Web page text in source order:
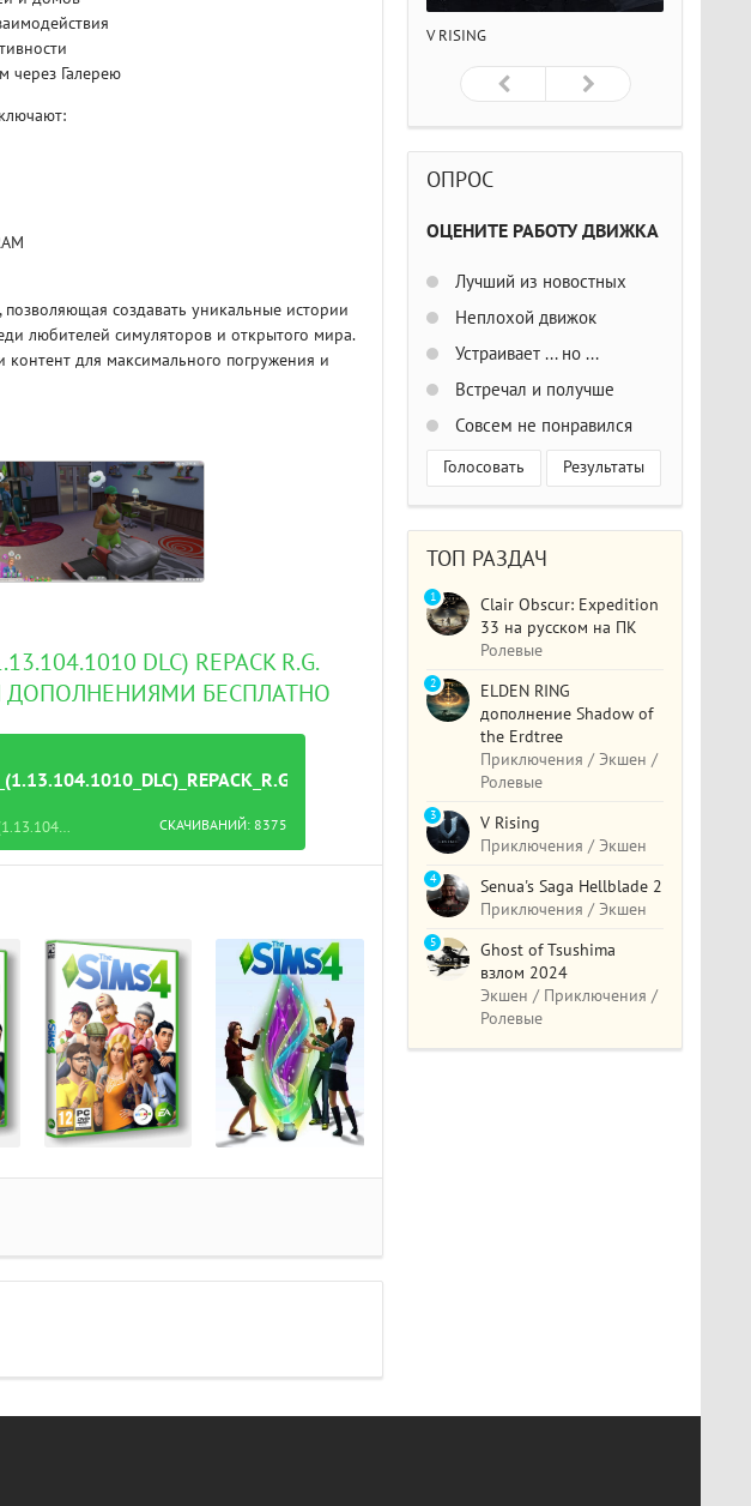
через Галерею
создавать уникальные истории
любителей симуляторов и открытого мира.
контент для максимального погружения и
DLC) REPACK R.G.
ДОПОЛНЕНИЯМИ БЕСПЛАТНО
СКАЧИВАНИЙ: 8375
Название файла: The_Sims_4_[Ru_En]_(1.13.104.1010_dlc)_Repack_R.G._Механики_[Deluxe_Edition].torrent
V RISING
ОПРОС
ОЦЕНИТЕ РАБОТУ ДВИЖКА
Лучший из новостных
Неплохой движок
Устраивает ... но ...
Встречал и получше
Совсем не понравился
Голосовать Результаты
ТОП РАЗДАЧ
Clair Obscur: Expedition
33 на русском на ПК
Ролевые
1
ELDEN RING
дополнение Shadow of
the Erdtree
Приключения / Экшен /
Ролевые
2
V Rising
Приключения / Экшен
3
Senua's Saga Hellblade 2
Приключения / Экшен
4
Ghost of Tsushima
взлом 2024
Экшен / Приключения /
Ролевые
5